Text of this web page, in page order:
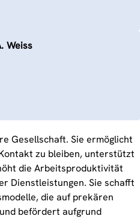
Weiss
Gesellschaft. Sie ermöglicht
zu bleiben, unterstützt
die Arbeitsproduktivität
Dienstleistungen. Sie schafft
die auf prekären
befördert aufgrund